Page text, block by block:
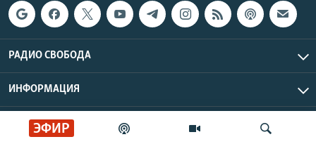
ЭФИР
РАДИО СВОБОДА
ИНФОРМАЦИЯ
Радио Свобода © 2026 RFE/RL, Inc. | Все права защищены.